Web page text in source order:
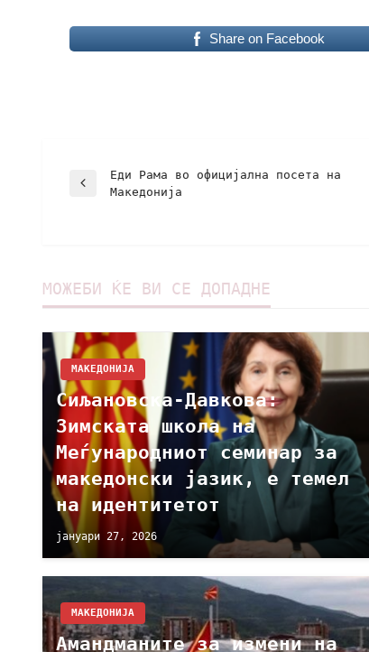
Share on Facebook
Еди Рама во официјална посета на
Македонија
МОЖЕБИ ЌЕ ВИ СЕ ДОПАДНЕ
МАКЕДОНИЈА
Сиљановска-Давкова:
Зимската школа на
Меѓународниот семинар за
македонски јазик, е темел
на идентитетот
јануари 27, 2026
МАКЕДОНИЈА
Амандманите за измени на